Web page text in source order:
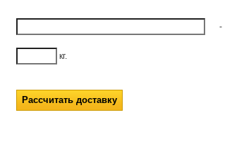
-
кг.